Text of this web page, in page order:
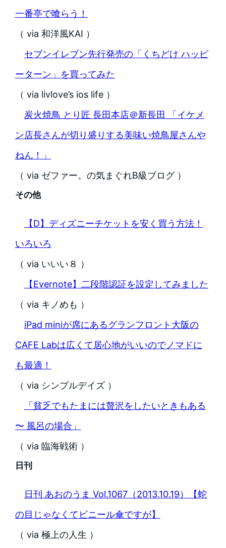
一番亭で喰らう！
（ via 和洋風KAI ）
セブンイレブン先行発売の「くちどけ ハッピ
ーターン」を買ってみた
（ via livlove’s ios life ）
炭火焼鳥 とり匠 長田本店＠新長田 「イケメ
ン店長さんが切り盛りする美味い焼鳥屋さんや
ねん！」
（ via ゼファー。の気まぐれB級ブログ ）
その他
【D】ディズニーチケットを安く買う方法！
いろいろ
（ via いいい８ ）
【Evernote】二段階認証を設定してみました
（ via キノめも ）
iPad miniが席にあるグランフロント大阪の
CAFE Labは広くて居心地がいいのでノマドに
も最適！
（ via シンプルデイズ ）
「貧乏でもたまには贅沢をしたいときもある
〜 風呂の場合」
（ via 臨海戦術 ）
日刊
日刊 あおのうま Vol.1067（2013.10.19）【蛇
の目じゃなくてビニール傘ですが】
（ via 極上の人生 ）